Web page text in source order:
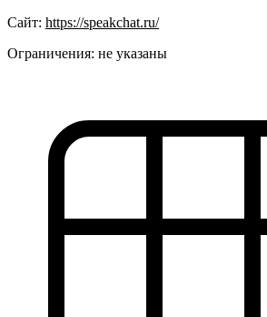
Сайт: https://speakchat.ru/
Ограничения: не указаны